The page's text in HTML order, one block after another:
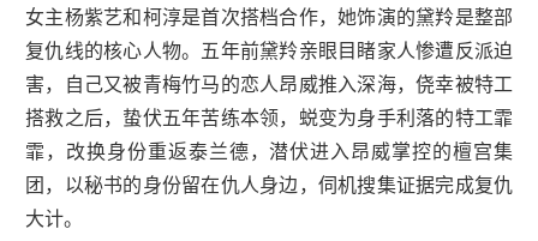
女主杨紫艺和柯淳是首次搭档合作，她饰演的黛羚是整部
复仇线的核心人物。五年前黛羚亲眼目睹家人惨遭反派迫
害，自己又被青梅竹马的恋人昂威推入深海，侥幸被特工
搭救之后，蛰伏五年苦练本领，蜕变为身手利落的特工霏
霏，改换身份重返泰兰德，潜伏进入昂威掌控的檀宫集
团，以秘书的身份留在仇人身边，伺机搜集证据完成复仇
大计。